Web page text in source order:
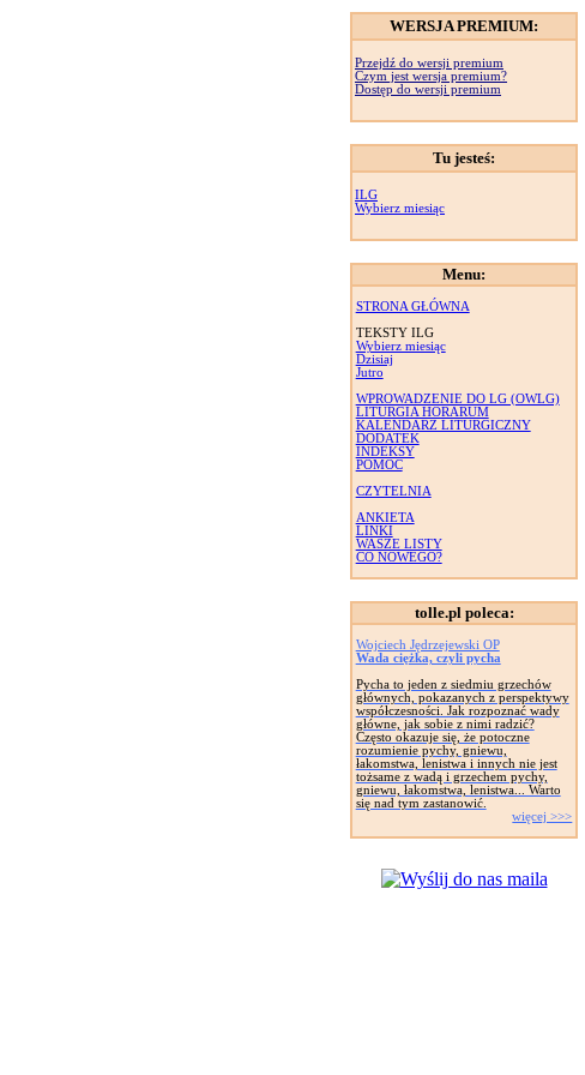
WERSJA PREMIUM:
Przejdź do wersji premium
Czym jest wersja premium?
Dostęp do wersji premium
Tu jesteś:
ILG
Wybierz miesiąc
Menu:
STRONA GŁÓWNA
TEKSTY ILG
Wybierz miesiąc
Dzisiaj
Jutro
WPROWADZENIE DO LG (OWLG)
LITURGIA HORARUM
KALENDARZ LITURGICZNY
DODATEK
INDEKSY
POMOC
CZYTELNIA
ANKIETA
LINKI
WASZE LISTY
CO NOWEGO?
tolle.pl poleca:
Wojciech Jędrzejewski OP
Wada ciężka, czyli pycha
Pycha to jeden z siedmiu grzechów
głównych, pokazanych z perspektywy
współczesności. Jak rozpoznać wady
główne, jak sobie z nimi radzić?
Często okazuje się, że potoczne
rozumienie pychy, gniewu,
łakomstwa, lenistwa i innych nie jest
tożsame z wadą i grzechem pychy,
gniewu, łakomstwa, lenistwa... Warto
się nad tym zastanowić.
więcej >>>